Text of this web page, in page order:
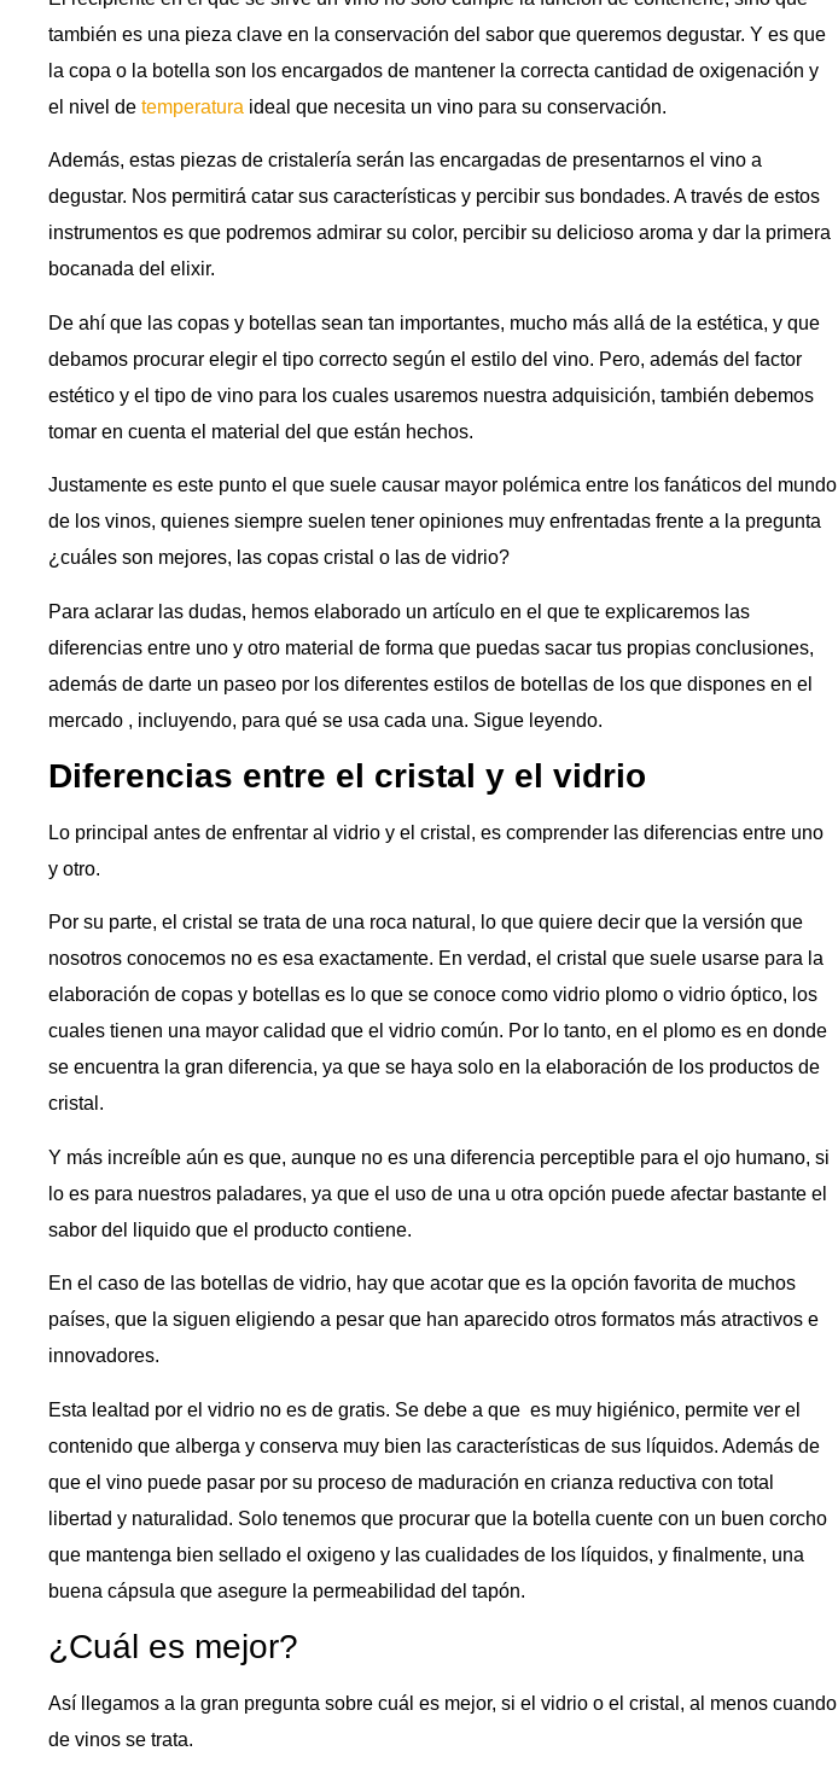
también es una pieza clave en la conservación del sabor que queremos degustar. Y es que
la copa o la botella son los encargados de mantener la correcta cantidad de oxigenación y
el nivel de temperatura ideal que necesita un vino para su conservación.
Además, estas piezas de cristalería serán las encargadas de presentarnos el vino a
degustar. Nos permitirá catar sus características y percibir sus bondades. A través de estos
instrumentos es que podremos admirar su color, percibir su delicioso aroma y dar la primera
bocanada del elixir.
De ahí que las copas y botellas sean tan importantes, mucho más allá de la estética, y que
debamos procurar elegir el tipo correcto según el estilo del vino. Pero, además del factor
estético y el tipo de vino para los cuales usaremos nuestra adquisición, también debemos
tomar en cuenta el material del que están hechos.
Justamente es este punto el que suele causar mayor polémica entre los fanáticos del mundo
de los vinos, quienes siempre suelen tener opiniones muy enfrentadas frente a la pregunta
¿cuáles son mejores, las copas cristal o las de vidrio?
Para aclarar las dudas, hemos elaborado un artículo en el que te explicaremos las
diferencias entre uno y otro material de forma que puedas sacar tus propias conclusiones,
además de darte un paseo por los diferentes estilos de botellas de los que dispones en el
mercado , incluyendo, para qué se usa cada una. Sigue leyendo.
Diferencias entre el cristal y el vidrio
Lo principal antes de enfrentar al vidrio y el cristal, es comprender las diferencias entre uno
y otro.
Por su parte, el cristal se trata de una roca natural, lo que quiere decir que la versión que
nosotros conocemos no es esa exactamente. En verdad, el cristal que suele usarse para la
elaboración de copas y botellas es lo que se conoce como vidrio plomo o vidrio óptico, los
cuales tienen una mayor calidad que el vidrio común. Por lo tanto, en el plomo es en donde
se encuentra la gran diferencia, ya que se haya solo en la elaboración de los productos de
cristal.
Y más increíble aún es que, aunque no es una diferencia perceptible para el ojo humano, si
lo es para nuestros paladares, ya que el uso de una u otra opción puede afectar bastante el
sabor del liquido que el producto contiene.
En el caso de las botellas de vidrio, hay que acotar que es la opción favorita de muchos
países, que la siguen eligiendo a pesar que han aparecido otros formatos más atractivos e
innovadores.
Esta lealtad por el vidrio no es de gratis. Se debe a que es muy higiénico, permite ver el
contenido que alberga y conserva muy bien las características de sus líquidos. Además de
que el vino puede pasar por su proceso de maduración en crianza reductiva con total
libertad y naturalidad. Solo tenemos que procurar que la botella cuente con un buen corcho
que mantenga bien sellado el oxigeno y las cualidades de los líquidos, y finalmente, una
buena cápsula que asegure la permeabilidad del tapón.
¿Cuál es mejor?
Así llegamos a la gran pregunta sobre cuál es mejor, si el vidrio o el cristal, al menos cuando
de vinos se trata.